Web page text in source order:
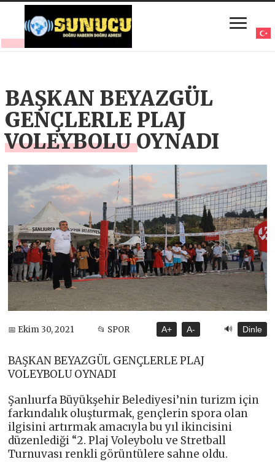
BAŞKAN BEYAZGÜL
GENÇLERLE PLAJ
VOLEYBOLU OYNADI
📅 Ekim 30, 2021 📂 SPOR A+ A- 🔊 Dinle
BAŞKAN BEYAZGÜL GENÇLERLE PLAJ
VOLEYBOLU OYNADI
Şanlıurfa Büyükşehir Belediyesi’nin turizm için
farkındalık oluşturmak, gençlerin spora olan
ilgisini artırmak amacıyla bu yıl ikincisini
düzenlediği “2. Plaj Voleybolu ve Stretball
Turnuvası renkli görüntülere sahne oldu.